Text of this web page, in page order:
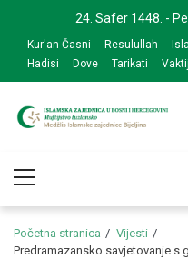
navigation
content
24. Safer 1448. -
Kur'an Časni Resulullah
Hadisi
Dove Tarikati
Menu
Početna stranica
Vijesti
Predramazansko savjetovanje s